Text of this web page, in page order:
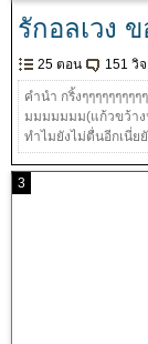
รักอลเวง
25 ตอน 151 วิ
คำนำ กริ้งๆๆๆๆๆๆๆๆ
มมมมมมม(แก้วขว้าง
ทำไมยังไม่ตื่นอีกเนี่ย
3